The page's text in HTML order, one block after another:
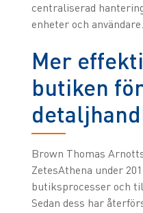
centraliserad
enheter och användare.
Mer
butiken
Brown Thomas
ZetesAthena under
butiksprocesser och
Sedan dess har